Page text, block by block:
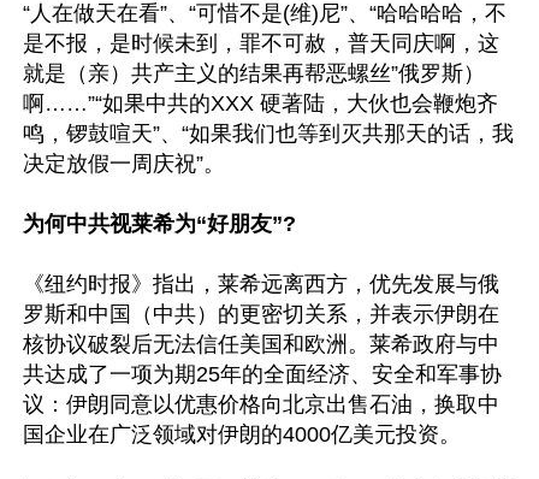
“人在做天在看”、“可惜不是(维)尼”、“哈哈哈哈，不
是不报，是时候未到，罪不可赦，普天同庆啊，这
就是（亲）共产主义的结果再帮恶螺丝”俄罗斯）
啊……”“如果中共的XXX 硬著陆，大伙也会鞭炮齐
鸣，锣鼓喧天”、“如果我们也等到灭共那天的话，我
决定放假一周庆祝”。
为何中共视莱希为“好朋友”?
《纽约时报》指出，莱希远离西方，优先发展与俄
罗斯和中国（中共）的更密切关系，并表示伊朗在
核协议破裂后无法信任美国和欧洲。莱希政府与中
共达成了一项为期25年的全面经济、安全和军事协
议：伊朗同意以优惠价格向北京出售石油，换取中
国企业在广泛领域对伊朗的4000亿美元投资。